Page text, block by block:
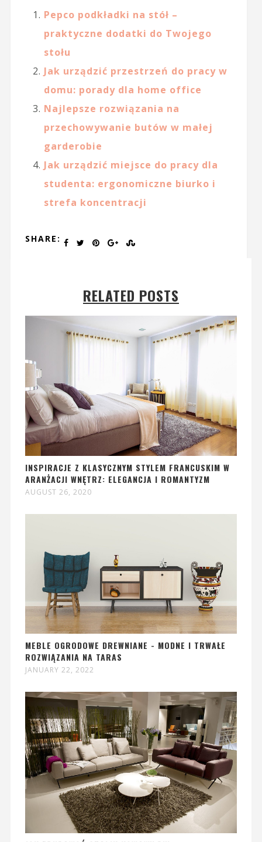
Pepco podkładki na stół –
praktyczne dodatki do Twojego
stołu
Jak urządzić przestrzeń do pracy w
domu: porady dla home office
Najlepsze rozwiązania na
przechowywanie butów w małej
garderobie
Jak urządzić miejsce do pracy dla
studenta: ergonomiczne biurko i
strefa koncentracji
SHARE:
RELATED POSTS
INSPIRACJE Z KLASYCZNYM STYLEM FRANCUSKIM W
ARANŻACJI WNĘTRZ: ELEGANCJA I ROMANTYZM
AUGUST 26, 2020
MEBLE OGRODOWE DREWNIANE - MODNE I TRWAŁE
ROZWIĄZANIA NA TARAS
JANUARY 22, 2022